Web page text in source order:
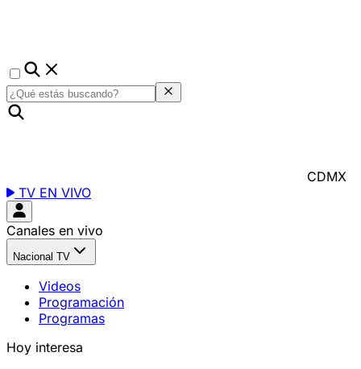
CDMX
TV EN VIVO
Canales en vivo
Nacional TV
Videos
Programación
Programas
Hoy interesa